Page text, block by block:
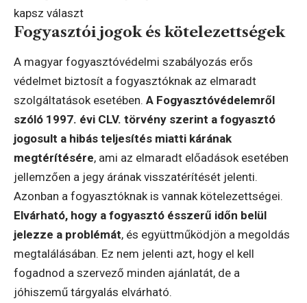
kapsz választ
Fogyasztói jogok és kötelezettségek
A magyar fogyasztóvédelmi szabályozás erős
védelmet biztosít a fogyasztóknak az elmaradt
szolgáltatások esetében. A Fogyasztóvédelemről
szóló 1997. évi CLV. törvény szerint a fogyasztó
jogosult a hibás teljesítés miatti kárának
megtérítésére, ami az elmaradt előadások esetében
jellemzően a jegy árának visszatérítését jelenti.
Azonban a fogyasztóknak is vannak kötelezettségei.
Elvárható, hogy a fogyasztó ésszerű időn belül
jelezze a problémát, és együttműködjön a megoldás
megtalálásában. Ez nem jelenti azt, hogy el kell
fogadnod a szervező minden ajánlatát, de a
jóhiszemű tárgyalás elvárható.